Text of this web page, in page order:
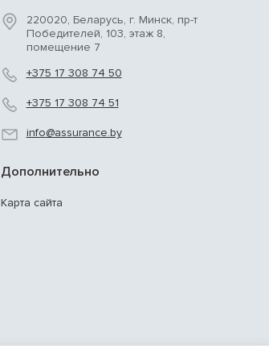
220020, Беларусь, г. Минск, пр-т
Победителей, 103, этаж 8,
помещение 7
+375 17 308 74 50
+375 17 308 74 51
info@assurance.by
Дополнительно
Карта сайта